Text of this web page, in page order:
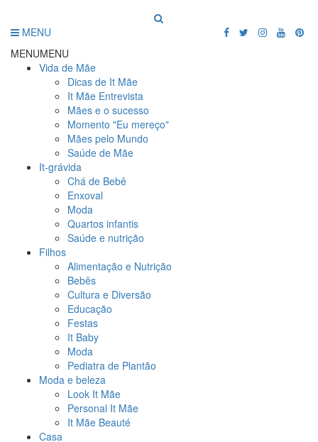
MENU
MENUMENU
Vida de Mãe
Dicas de It Mãe
It Mãe Entrevista
Mães e o sucesso
Momento "Eu mereço"
Mães pelo Mundo
Saúde de Mãe
It-grávida
Chá de Bebê
Enxoval
Moda
Quartos infantis
Saúde e nutrição
Filhos
Alimentação e Nutrição
Bebês
Cultura e Diversão
Educação
Festas
It Baby
Moda
Pediatra de Plantão
Moda e beleza
Look It Mãe
Personal It Mãe
It Mãe Beauté
Casa